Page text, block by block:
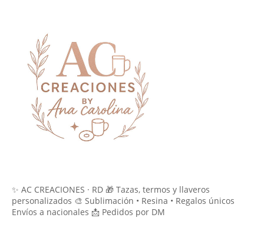
✨ AC CREACIONES · RD 🎁 Tazas, termos y llaveros
personalizados 🎨 Sublimación • Resina • Regalos únicos
Envíos a nacionales 📩 Pedidos por DM